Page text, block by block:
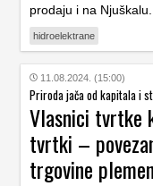
prodaju i na Njuškalu.
hidroelektrane
11.08.2024. (15:00)
Priroda jača od kapitala i
Vlasnici tvrtke
tvrtki –
trgovine